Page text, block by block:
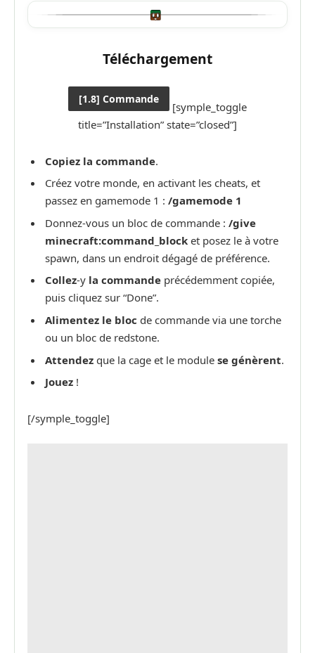
Téléchargement
[1.8] Commande
[symple_toggle
title=”Installation” state=”closed”]
Copiez la commande.
Créez votre monde, en activant les cheats, et
passez en gamemode 1 : /gamemode 1
Donnez-vous un bloc de commande : /give
minecraft:command_block et posez le à votre
spawn, dans un endroit dégagé de préférence.
Collez-y la commande précédemment copiée,
puis cliquez sur “Done”.
Alimentez le bloc de commande via une torche
ou un bloc de redstone.
Attendez que la cage et le module se génèrent.
Jouez !
[/symple_toggle]